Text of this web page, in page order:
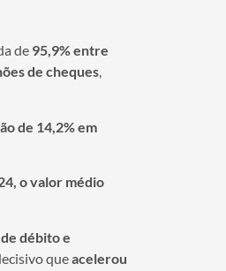
de 95,9% entre
de cheques,
de 14,2% em
o valor médio
débito e
queacelerou